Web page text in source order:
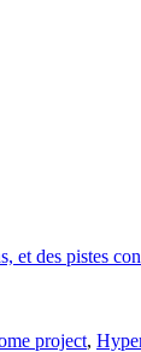
et des pistes
project,